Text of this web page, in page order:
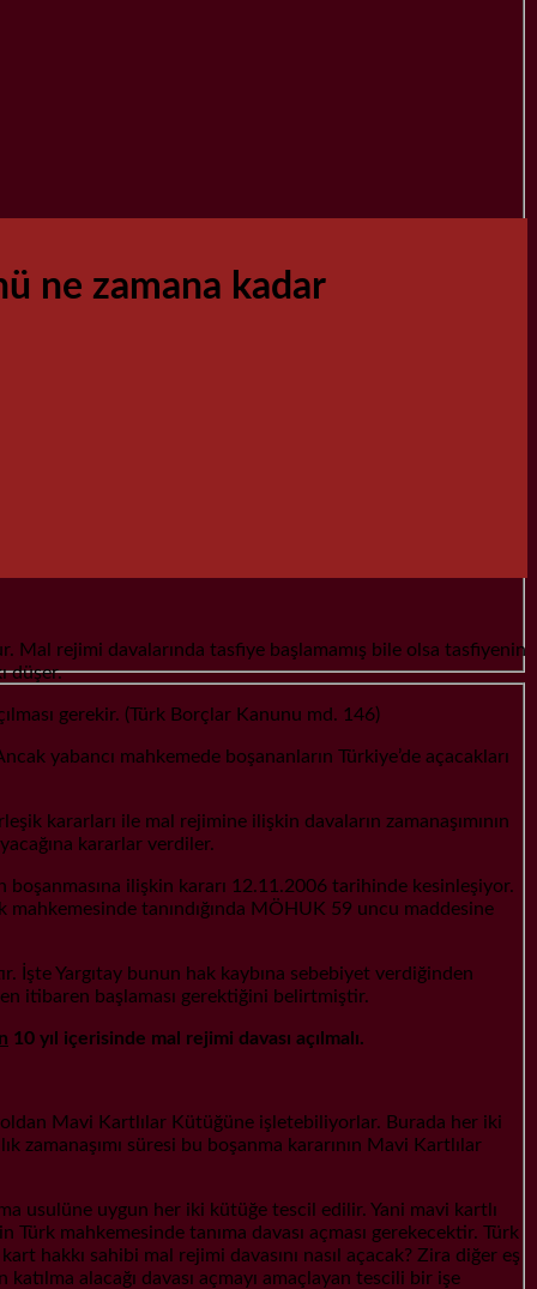
ne zamana kadar
Mal rejimi davalarında tasfiye başlamamış bile olsa tasfiyenin
düşer.
gerekir. (Türk Borçlar Kanunu md. 146)
yabancı mahkemede boşananların Türkiye’de açacakları
kararları ile mal rejimine ilişkin davaların zamanaşımının
kararlar verdiler.
ilişkin kararı 12.11.2006 tarihinde kesinleşiyor.
tanındığında MÖHUK 59 uncu maddesine
İşte Yargıtay bunun hak kaybına sebebiyet verdiğinden
itibaren başlaması gerektiğini belirtmiştir.
10 yıl içerisinde mal rejimi davası açılmalı.
Mavi Kartlılar Kütüğüne işletebiliyorlar. Burada her iki
zamanaşımı süresi bu boşanma kararının Mavi Kartlılar
usulüne uygun her iki kütüğe tescil edilir. Yani mavi kartlı
mahkemesinde tanıma davası açması gerekecektir. Türk
hakkı sahibi mal rejimi davasını nasıl açacak? Zira diğer eş
alacağı davası açmayı amaçlayan tescili bir işe